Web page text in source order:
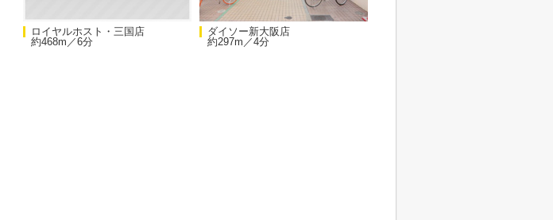
ロイヤルホスト・三国店
約468m／6分
ダイソー新大阪店
約297m／4分